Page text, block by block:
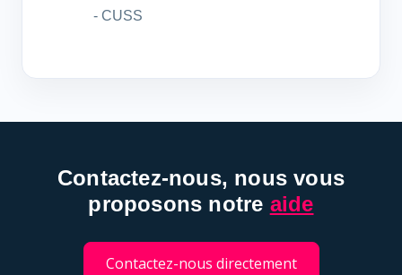
- CUSS
Contactez-nous, nous vous
proposons notre aide
Contactez-nous directement